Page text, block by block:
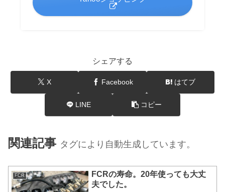
シェアする
X Facebook はてブ
LINE コピー
関連記事 タグにより自動生成しています。
FCR
FCRの寿命。20年使っても大丈
夫でした。